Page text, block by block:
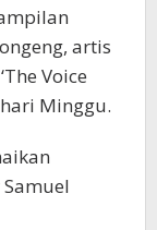
artis
Voice
Minggu.